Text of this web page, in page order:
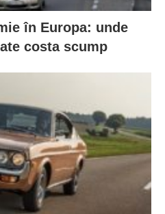
în Europa: unde
costa scump